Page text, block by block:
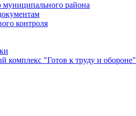
района
контроля
комплекс "Готов к труду и обороне"